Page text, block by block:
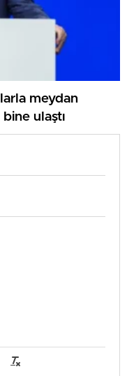
meydan
ulaştı